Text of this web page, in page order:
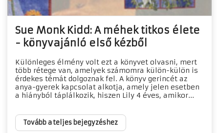
Sue Monk Kidd: A méhek titkos élete
- könyvajánló első kézből
Különleges élmény volt ezt a könyvet olvasni, mert
több rétege van, amelyek számomra külön-külön is
érdekes témát dolgoznak fel. A könyv gerincét az
anya-gyerek kapcsolat alkotja, amely jelen esetben
a hiányból táplálkozik, hiszen Lily 4 éves, amikor...
Tovább a teljes bejegyzéshez